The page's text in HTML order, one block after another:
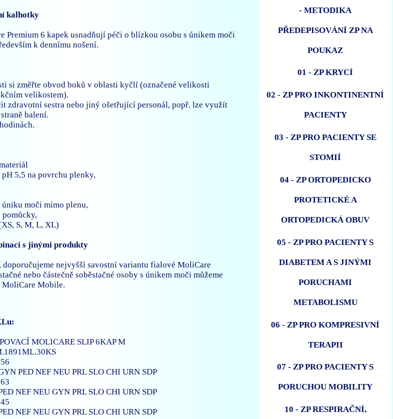
kalhotky
Premium 6 kapek usnadňují péči o blízkou osobu s únikem moči
k dennímu nošení.
si změřte obvod boků v oblasti kyčlí (označené velikosti
velikostem).
zdravotní sestra nebo jiný ošetřující personál, popř. lze využít
balení.
5,5 na povrchu plenky,
moči mimo plenu,
S, M, L, XL)
s jinými produkty
nejvyšší savostní variantu fialové MoliCare
nebo částečně soběstačné osoby s únikem moči můžeme
Mobile.
MOLICARE SLIP 6KAP M
PED NEF NEU PRL SLO CHI URN SDP
NEF NEU GYN PRL SLO CHI URN SDP
NEF NEU GYN PRL SLO CHI URN SDP
- METODIKA
PŘEDEPISOVÁNÍ ZP NA
POUKAZ
01 - ZP KRYCÍ
02 - ZP PRO INKONTINENTNÍ
PACIENTY
03 - ZP PRO PACIENTY SE
STOMIÍ
04 - ZP ORTOPEDICKO
PROTETICKÉ A
ORTOPEDICKÁ OBUV
05 - ZP PRO PACIENTY S
DIABETEM A S JINÝMI
PORUCHAMI
METABOLISMU
06 - ZP PRO KOMPRESIVNÍ
TERAPII
07 - ZP PRO PACIENTY S
PORUCHOU MOBILITY
10 - ZP RESPIRAČNÍ,